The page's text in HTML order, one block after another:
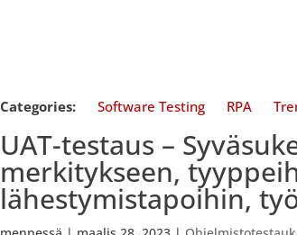
Categories: Software Testing RPA
UAT-testaus –
merkitykseen,
lähestymistapoihin,